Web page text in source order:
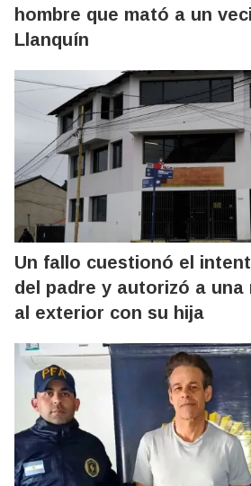
hombre que mató a un
Llanquín
Un fallo cuestionó el
del padre y autorizó a una
al exterior con su hija